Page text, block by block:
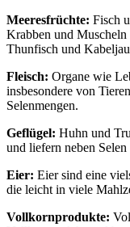
Meeresfrüchte: Fisch
Krabben und Muscheln
Thunfisch und
Fleisch: Organe wie
insbesondere von
Selenmengen.
Geflügel: Huhn und
und liefern neben
Eier: Eier sind eine
die leicht in viele
Vollkornprodukte: